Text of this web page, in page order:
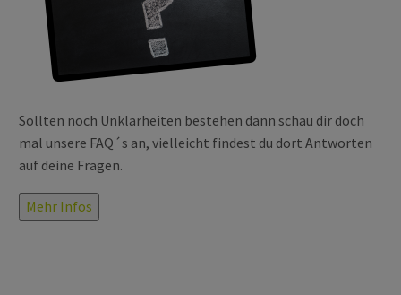
Sollten noch Unklarheiten bestehen dann schau dir doch
mal unsere FAQ´s an, vielleicht findest du dort Antworten
auf deine Fragen.
Mehr Infos